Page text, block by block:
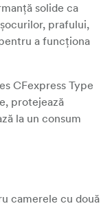
solide ca
prafului,
a funcționa
CFexpress Type
protejează
la un consum
camerele cu două